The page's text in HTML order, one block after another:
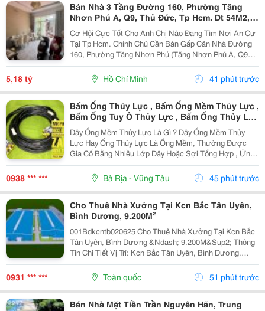
Bán Nhà 3 Tầng Đường 160, Phường Tăng
Nhơn Phú A, Q9, Thủ Đức, Tp Hcm. Dt 54M2,
Sổ Hồng Riêng. Giá 5,18 Tỷ
Cơ Hội Cực Tốt Cho Anh Chị Nào Đang Tìm Nơi An Cư
Tại Tp Hcm. Chính Chủ Cần Bán Gấp Căn Nhà Đường
160, Phường Tăng Nhơn Phú (Tăng Nhơn Phú A, Q9
Cũ). Vị Trí Nhà Nằm Trong Khu Dân Cư Ổn Định, Giao
Thông Thuận Tiện Chỉ Vài Bước Là Ra Lã Xuân Oai,
5,18 tỷ Hồ Chí Minh 41 phút trước
Bấm Ống Thủy Lực , Bấm Ống Mềm Thủy Lực ,
Bấm Ống Tuy Ô Thủy Lực , Bấm Ống Thủy Lực
Bọc Lưới , Bấm Ống Thủy Lực Koman , Bấm
Ống Thủy Lực Italy , Bấm Ống Thủy Lực 1Sn ,
Bấm Ống Thủy Lực 2Sn , Bấm Ống Thủy Lực
4Sn
Dây Ống Mềm Thủy Lực Là Gì ? Dây Ống Mềm Thủy
Lực Hay Ống Thủy Lực Là Ống Mềm, Thường Được
Gia Cố Bằng Nhiều Lớp Dây Hoặc Sợi Tổng Hợp , Ứng
Dụng Để Vận Chuyển Chất Lỏng Thủy Lực Trong Hệ
Thống Thủy Lực. Những Ống Này Rất Cần Thiết Để
Truyền Lực...
0938 *** *** Bà Rịa - Vũng Tàu 45 phút trước
Cho Thuê Nhà Xưởng Tại Kcn Bắc Tân Uyên,
Bình Dương, 9.200M²
001Bdkcntb020625 Cho Thuê Nhà Xưởng Tại Kcn Bắc
Tân Uyên, Bình Dương &Ndash; 9.200M&Sup2; Thông
Tin Chi Tiết Vị Trí: Kcn Bắc Tân Uyên, Bình Dương.
Tổng Diện Tích Khuôn Viên: 15.000M&Sup2; Diện Tích
Sử Dụng Tổng Diện Tích Xây Dựng: 9.200M&Sup2;...
0931 *** *** Toàn quốc 51 phút trước
Bán Nhà Mặt Tiền Trần Nguyên Hãn, Trung